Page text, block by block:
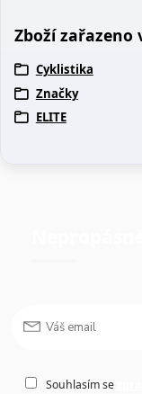
Zboží
Cyklistika
Značky
ELITE
Souhlasím se